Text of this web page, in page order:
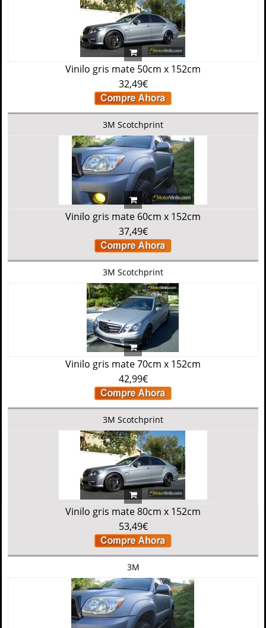
Vinilo gris mate 50cm x 152cm
32,49€
3M Scotchprint
Vinilo gris mate 60cm x 152cm
37,49€
3M Scotchprint
Vinilo gris mate 70cm x 152cm
42,99€
3M Scotchprint
Vinilo gris mate 80cm x 152cm
53,49€
3M